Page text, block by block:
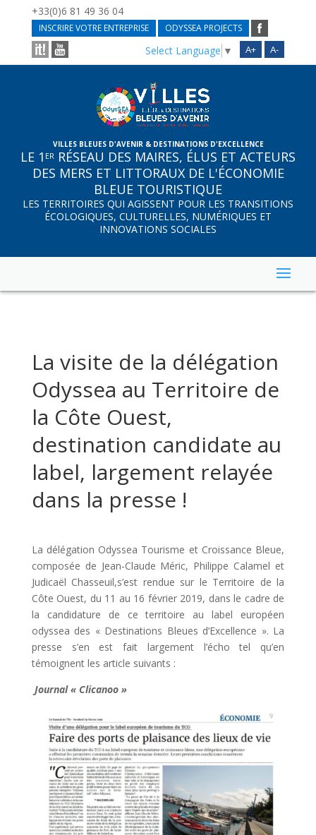
+33(0)6 81 49 36 04
INSCRIRE VOTRE ENTREPRISE ODYSSEA PROJECTS
A+ A-
Select Language ▼
VILLES BLEUES D'AVENIR & DESTINATIONS D'EXCELLENCE
LE 1 ER RÉSEAU DES MAIRES, ÉLUS ET ACTEURS
DES MERS ET LITTORAUX DE L'ÉCONOMIE
BLEUE TOURISTIQUE
LES TERRITOIRES QUI AGISSENT POUR LES TRANSITIONS
ÉCOLOGIQUES, CULTURELLES, NUMÉRIQUES ET
INNOVATIONS SOCIALES
La visite de la délégation
Odyssea au Territoire de
la Côte Ouest,
destination candidate au
label, largement relayée
dans la presse !
La délégation Odyssea Tourisme et Croissance Bleue,
composée de Jean-Claude Méric, Philippe Calamel et
Judicaël Chasseuil,s’est rendue sur le Territoire de la
Côte Ouest, du 11 au 16 février 2019, dans le cadre de
la candidature de ce territoire au label européen
odyssea des « Destinations Bleues d’Excellence ». La
presse s’en est fait largement l’écho tel qu’en
témoignent les article suivants :
Journal « Clicanoo »